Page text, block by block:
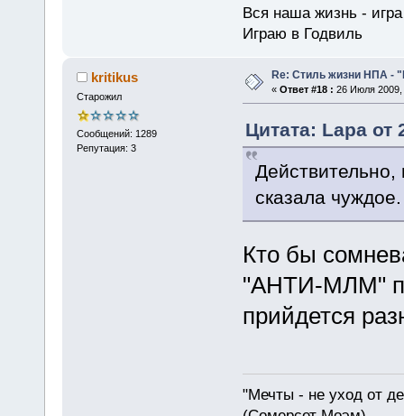
Вся наша жизнь -
Играю в Годвиль
kritikus
Старожил
Сообщений: 1289
Репутация: 3
Re: Стиль жизни НПА -
« Ответ #18 : 26 Июля 2009,
Цитата: Lapa от
сказала чуждое.
Кто бы
"АНТИ-МЛМ"
прийдется
"Мечты - не уход от